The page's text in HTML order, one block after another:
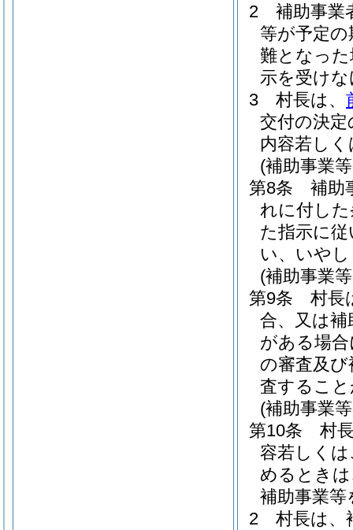
2
補助事業
等が予定
難となっ
示を受け
3
村長は、
交付の決
内容若し
(補助事業
第8条
補助
れに付し
た指示に
い、いや
(補助事業
第9条
村長
合、又は
がある場
の審査及
査するこ
(補助事業
第10条
村
容若しく
めるとき
補助事業
2
村長は、